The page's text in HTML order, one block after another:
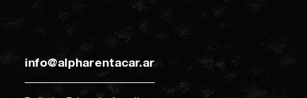
info@alpharentacar.ar